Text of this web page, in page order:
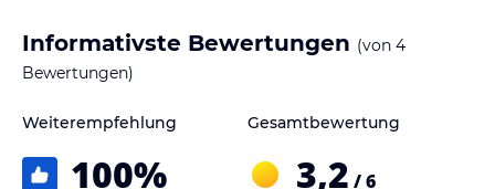
Die Zimmer im Aqua Nevis Club Hotel sind modern und
komfortabel eingerichtet. Sie bieten alles, was Sie für einen
eigenes Bad, ein TV und kostenfreies WLAN. Für zusätzlichen
Wohnbereichen.
Informativste Bewertungen (von 4
Bewertungen)
Weiterempfehlung
100%
Gesamtbewertung
3,2 / 6